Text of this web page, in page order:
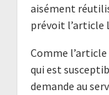
aisément
prévoit l’article
Comme
qui est
demande au